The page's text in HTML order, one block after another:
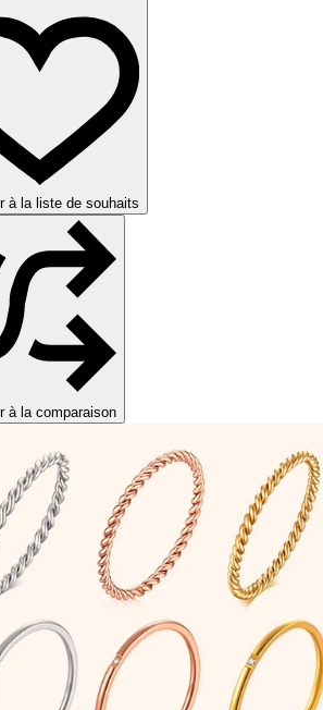
plusieurs
variations.
options
peuvent
être
choisies
sur
page
du
produit
à la liste de souhaits
à la comparaison